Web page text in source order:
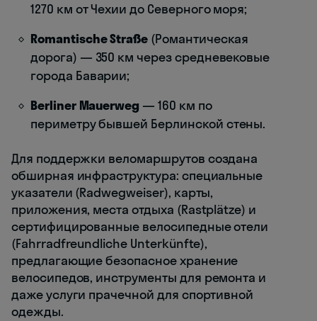
1270 км от Чехии до Северного моря;
Romantische Straße (Романтическая
дорога) — 350 км через средневековые
города Баварии;
Berliner Mauerweg — 160 км по
периметру бывшей Берлинской стены.
Для поддержки веломаршрутов создана
обширная инфраструктура: специальные
указатели (Radwegweiser), карты,
приложения, места отдыха (Rastplätze) и
сертифицированные велосипедные отели
(Fahrradfreundliche Unterkünfte),
предлагающие безопасное хранение
велосипедов, инструменты для ремонта и
даже услуги прачечной для спортивной
одежды.